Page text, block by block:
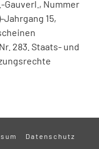
Nummer
Jahrgang 15,
283. Staats- und
Datenschutz